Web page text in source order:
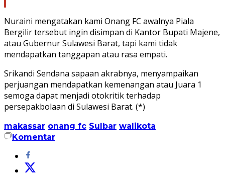
Nuraini mengatakan kami Onang FC awalnya Piala
Bergilir tersebut ingin disimpan di Kantor Bupati Majene,
atau Gubernur Sulawesi Barat, tapi kami tidak
mendapatkan tanggapan atau rasa empati.
Srikandi Sendana sapaan akrabnya, menyampaikan
perjuangan mendapatkan kemenangan atau Juara 1
semoga dapat menjadi otokritik terhadap
persepakbolaan di Sulawesi Barat. (*)
makassar onang fc Sulbar walikota
Komentar